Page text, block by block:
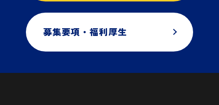
募集要項・福利厚生